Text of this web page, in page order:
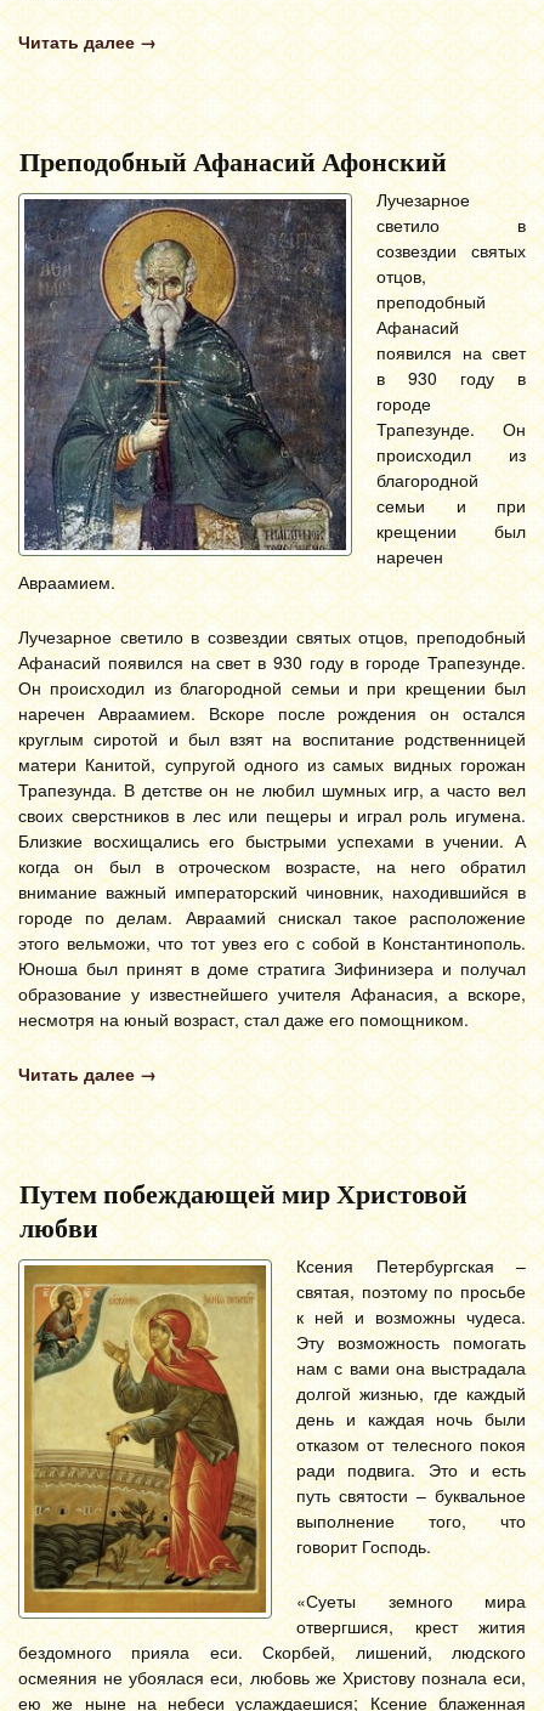
Читать далее →
Преподобный Афанасий Афонский
Лучезарное
светило в
созвездии святых
отцов,
преподобный
Афанасий
появился на свет
в 930 году в
городе
Трапезунде. Он
происходил из
благородной
семьи и при
крещении был
наречен
Авраамием.
Лучезарное светило в созвездии святых отцов, преподобный
Афанасий появился на свет в 930 году в городе Трапезунде.
Он происходил из благородной семьи и при крещении был
наречен Авраамием. Вскоре после рождения он остался
круглым сиротой и был взят на воспитание родственницей
матери Канитой, супругой одного из самых видных горожан
Трапезунда. В детстве он не любил шумных игр, а часто вел
своих сверстников в лес или пещеры и играл роль игумена.
Близкие восхищались его быстрыми успехами в учении. А
когда он был в отроческом возрасте, на него обратил
внимание важный императорский чиновник, находившийся в
городе по делам. Авраамий снискал такое расположение
этого вельможи, что тот увез его с собой в Константинополь.
Юноша был принят в доме стратига Зифинизера и получал
образование у известнейшего учителя Афанасия, а вскоре,
несмотря на юный возраст, стал даже его помощником.
Читать далее →
Путем побеждающей мир Христовой
любви
Ксения Петербургская –
святая, поэтому по просьбе
к ней и возможны чудеса.
Эту возможность помогать
нам с вами она выстрадала
долгой жизнью, где каждый
день и каждая ночь были
отказом от телесного покоя
ради подвига. Это и есть
путь святости – буквальное
выполнение того, что
говорит Господь.
«Суеты земного мира
отвергшися, крест жития
бездомного прияла еси. Скорбей, лишений, людского
осмеяния не убоялася еси, любовь же Христову познала еси,
ею же ныне на небеси услаждаешися; Ксение блаженная